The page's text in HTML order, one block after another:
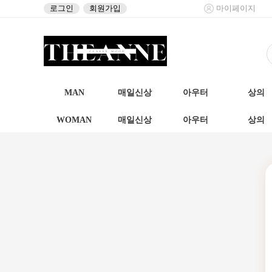
로그인 회원가입 마이페이지
MAN 매일신상 아우터 상의
WOMAN 매일신상 아우터 상의